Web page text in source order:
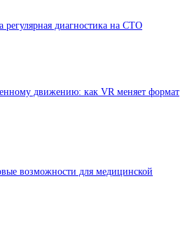
диагностика на СТО
движению: как VR меняет формат
возможности для медицинской